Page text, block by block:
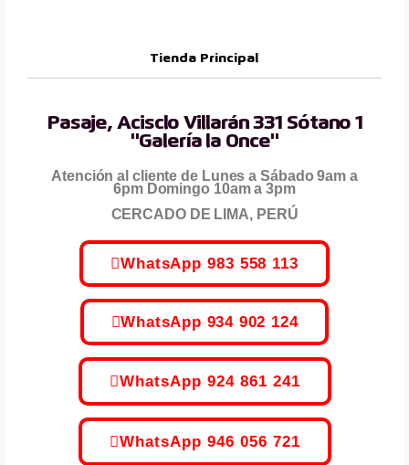
Tienda Principal
Pasaje, Acisclo Villarán 331 Sótano 1
"Galería la Once"
Atención al cliente de Lunes a Sábado 9am a
6pm Domingo 10am a 3pm
CERCADO DE LIMA, PERÚ
WhatsApp 983 558 113
WhatsApp 934 902 124
WhatsApp 924 861 241
WhatsApp 946 056 721